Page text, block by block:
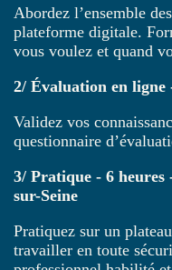
Abordez l’ensemble
plateforme digitale.
vous voulez et quand
2/ Évaluation en ligne
Validez vos
questionnaire
3/ Pratique - 6
sur-Seine
Pratiquez sur un
travailler en toute